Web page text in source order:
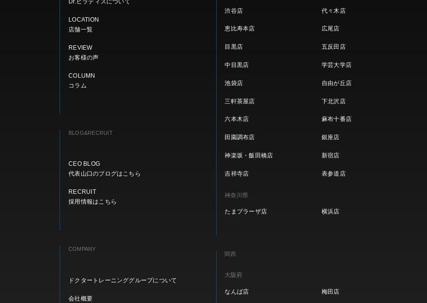
Dr.ピラティスについて
LOCATION
店舗一覧
REVIEW
お客様の声
COLUMN
コラム
BLOG&RECRUIT
CEO BLOG
代表山口のブログはこちら
RECRUIT
採用情報はこちら
COMPANY
ドクタートレーニンググループについて
会社概要
渋谷店 代々木店
恵比寿本店 広尾店
目黒店 五反田店
中目黒店 学芸大学店
池袋店 自由が丘店
三軒茶屋店 下北沢店
六本木店 麻布十番店
田園調布店 銀座店
神楽坂・飯田橋店 新宿店
吉祥寺店 表参道店
神奈川県
たまプラーザ店 横浜店
関西
大阪府
なんば店 梅田店